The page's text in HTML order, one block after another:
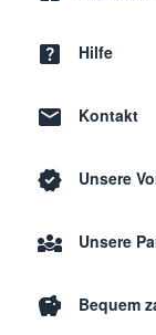
Bosch
Bosch
Hilfe
Kontakt
Unsere
Unsere
Bequem